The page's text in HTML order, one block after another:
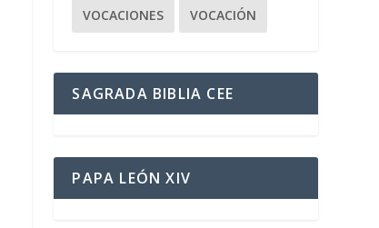
VOCACIONES VOCACIÓN
SAGRADA BIBLIA CEE
PAPA LEÓN XIV